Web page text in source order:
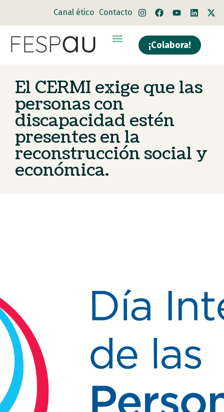
Canal ético Contacto
¡Colabora!
El CERMI exige que las
personas con
discapacidad estén
presentes en la
reconstrucción social y
económica.